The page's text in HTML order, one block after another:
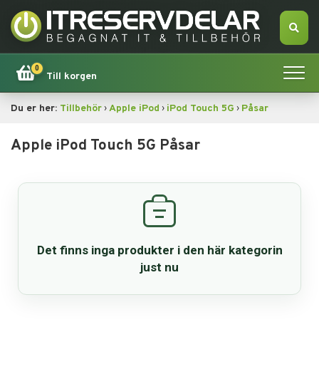
0
Till korgen
Apple
Tillbehör
Dator
Du er her: Tillbehör›Apple iPod › iPod Touch 5G › Påsar
Apple iPod Touch 5G Påsar
Det finns inga produkter i den här kategorin
just nu